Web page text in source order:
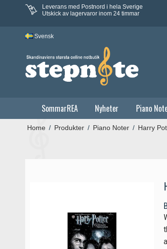
Leverans med Postnord i hela Sverige
Utskick av lagervaror inom 24 timmar
Svensk
SommarREA Nyheter Piano
Home / Produkter / Piano Noter / Harry